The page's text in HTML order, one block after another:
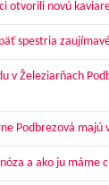
otvorili novú
spestria
v Železiarňach
Podbrezová
a ako ju máme